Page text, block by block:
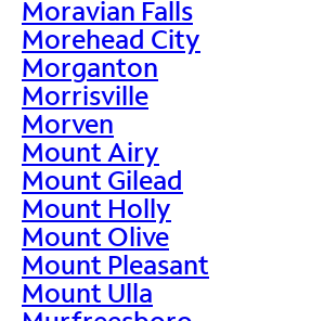
Moravian Falls
Morehead City
Morganton
Morrisville
Morven
Mount Airy
Mount Gilead
Mount Holly
Mount Olive
Mount Pleasant
Mount Ulla